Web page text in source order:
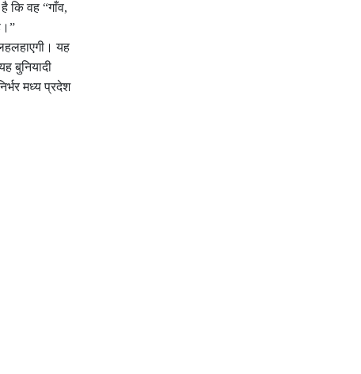
कि वह “गाँव,
यह
बुनियादी
मध्य प्रदेश